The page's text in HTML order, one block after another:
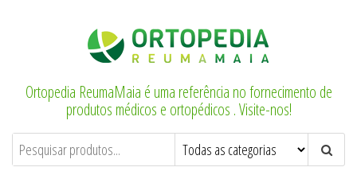
Ortopedia ReumaMaia é uma referência no fornecimento de
produtos médicos e ortopédicos . Visite-nos!